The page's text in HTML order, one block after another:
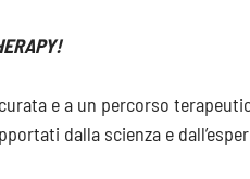
e a un percorso
dalla scienza e